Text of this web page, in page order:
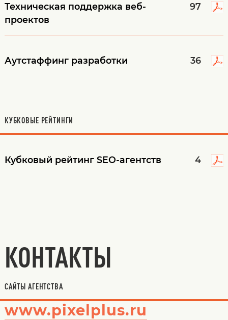
Техническая поддержка веб-
проектов
97
Аутстаффинг разработки 36
КУБКОВЫЕ РЕЙТИНГИ
Кубковый рейтинг SEO-агентств 4
КОНТАКТЫ
САЙТЫ АГЕНТСТВА
www.pixelplus.ru